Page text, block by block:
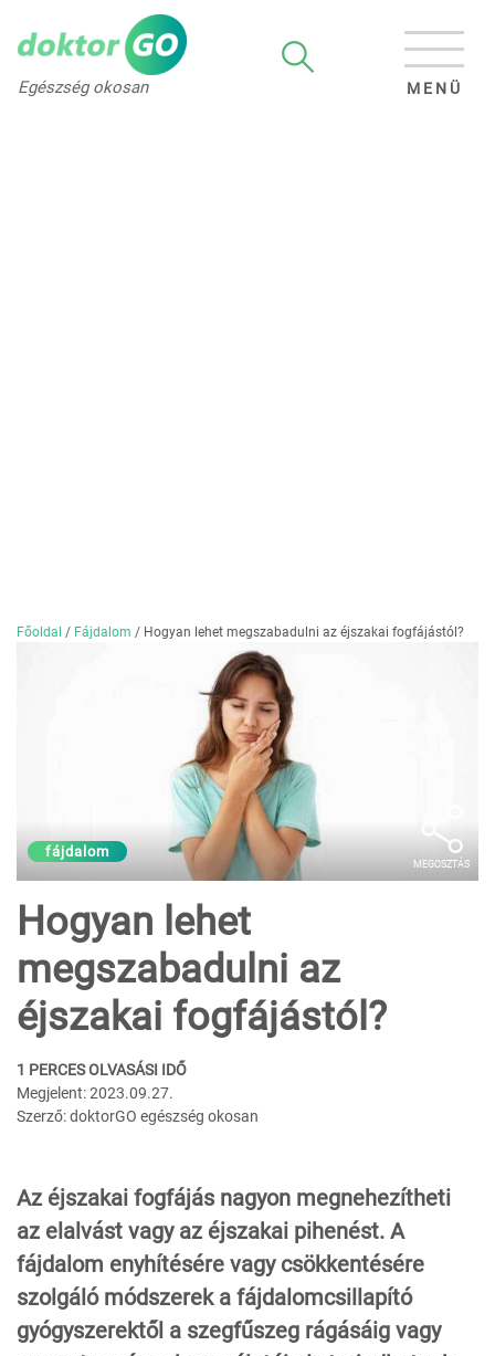
Egészség okosan MENÜ
Főoldal / Fájdalom / Hogyan lehet megszabadulni az éjszakai fogfájástól?
fájdalom
MEGOSZTÁS
Hogyan lehet
megszabadulni az
éjszakai fogfájástól?
1 PERCES OLVASÁSI IDŐ
Megjelent: 2023.09.27.
Szerző: doktorGO egészség okosan
Az éjszakai fogfájás nagyon megnehezítheti
az elalvást vagy az éjszakai pihenést. A
fájdalom enyhítésére vagy csökkentésére
szolgáló módszerek a fájdalomcsillapító
gyógyszerektől a szegfűszeg rágásáig vagy